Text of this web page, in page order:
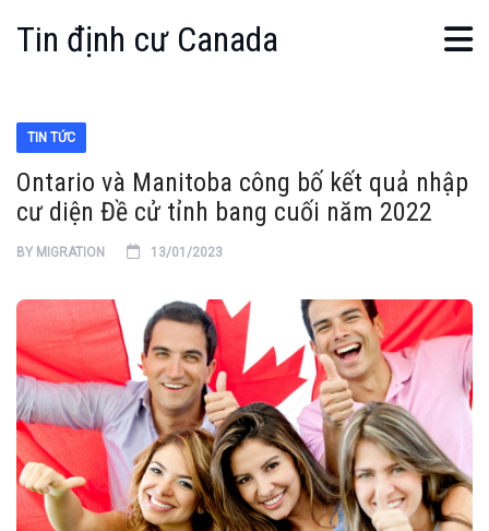
Tin định cư Canada
TIN TỨC
Ontario và Manitoba công bố kết quả nhập
cư diện Đề cử tỉnh bang cuối năm 2022
BY MIGRATION 13/01/2023